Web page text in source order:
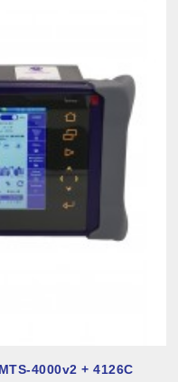
4000v2 + 4126C